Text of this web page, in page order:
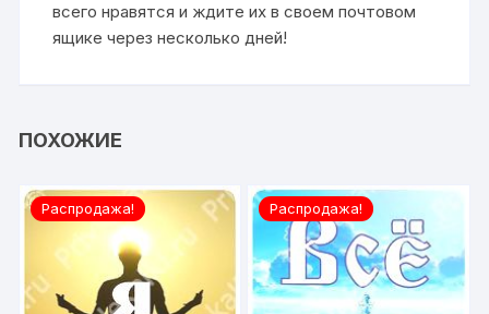
всего нравятся и ждите их в своем почтовом
ящике через несколько дней!
ПОХОЖИЕ
Распродажа! Распродажа!